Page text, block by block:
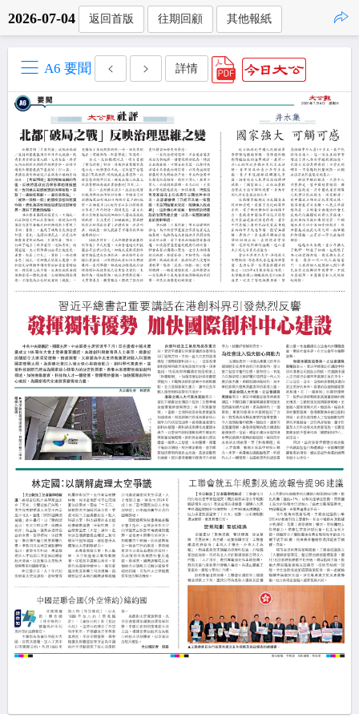
2026-07-04 返回首版 往期回顧 其他報紙
A6 要聞 詳情